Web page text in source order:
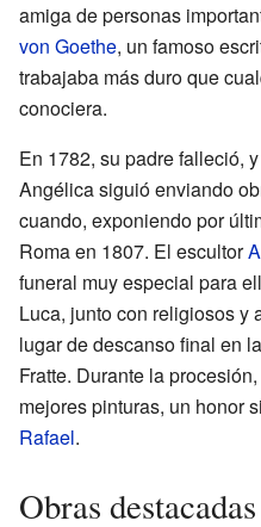
amiga de personas
von Goethe, un famoso
trabajaba más duro que
conociera.
En 1782, su padre falleció,
Angélica siguió enviando
cuando, exponiendo por
Roma en 1807. El escultor
funeral muy especial para
Luca, junto con religiosos y
lugar de descanso final en
Fratte. Durante la
mejores pinturas, un honor
Rafael.
Obras destacadas